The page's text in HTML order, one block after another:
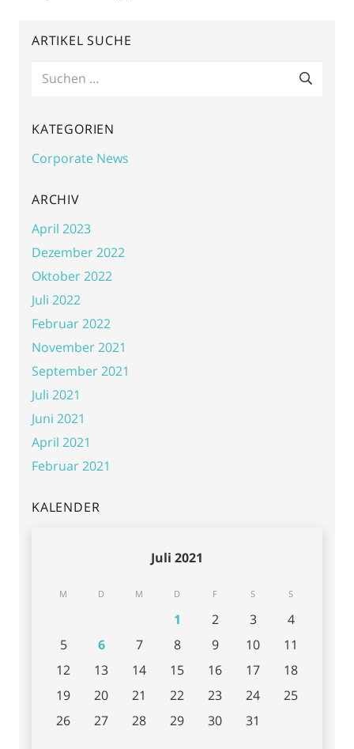
ARTIKEL SUCHE
Suchen
KATEGORIEN
Corporate News
ARCHIV
April 2023
Dezember 2022
Oktober 2022
Juli 2022
Februar 2022
November 2021
September 2021
Juli 2021
Juni 2021
April 2021
Februar 2021
KALENDER
Juli 2021
M D M D F S S
1 2 3
4
5
6 7 8 9 10
11
12
13 14 15 16 17
18
19
20 21 22 23 24
25
26
27 28 29 30 31